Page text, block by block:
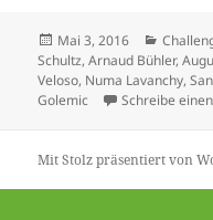
Veröffentlicht
am
Mai 3, 2016
Schultz,Arnaud Bühler,
Veloso, Numa Lavanchy,
Golemic
Schreibe
Mit Stolz präsentiert von